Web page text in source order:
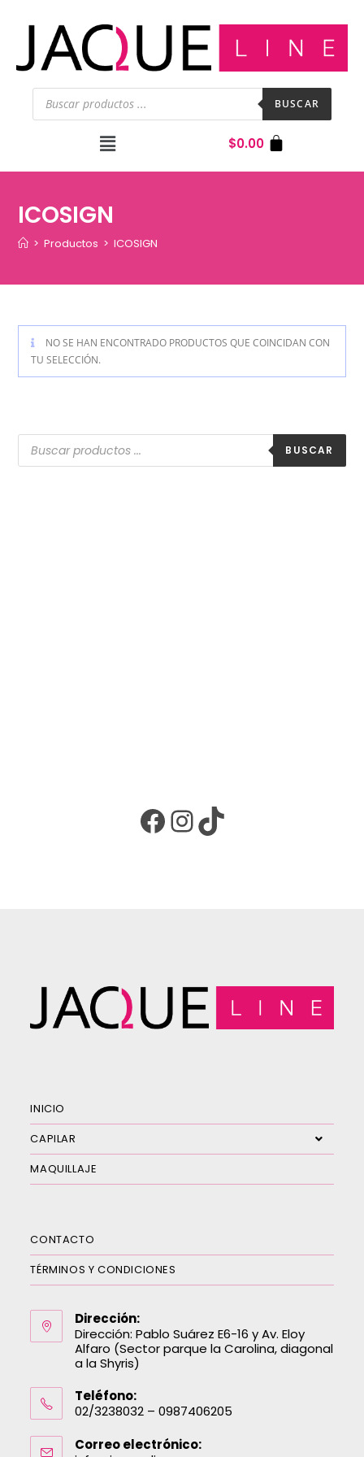
BUSCAR
$0.00
ICOSIGN
> Productos > ICOSIGN
NO SE HAN ENCONTRADO PRODUCTOS QUE COINCIDAN CON
TU SELECCIÓN.
BUSCAR
INICIO
CAPILAR
MAQUILLAJE
CONTACTO
TÉRMINOS Y CONDICIONES
Dirección:
Dirección: Pablo Suárez E6-16 y Av. Eloy
Alfaro (Sector parque la Carolina, diagonal
a la Shyris)
Teléfono:
02/3238032 – 0987406205
Correo electrónico: